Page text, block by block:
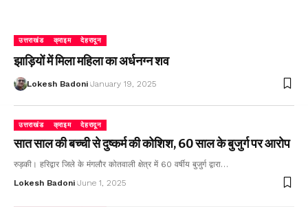
उत्तराखंड क्राइम देहरादून
झाड़ियों में मिला महिला का अर्धनग्न शव
Lokesh Badoni January 19, 2025
उत्तराखंड क्राइम देहरादून
सात साल की बच्ची से दुष्कर्म की कोशिश, 60 साल के बुजुर्ग पर आरोप
रुड़की। हरिद्वार जिले के मंगलौर कोतवाली क्षेत्र में 60 वर्षीय बुजुर्ग द्वारा…
Lokesh Badoni June 1, 2025